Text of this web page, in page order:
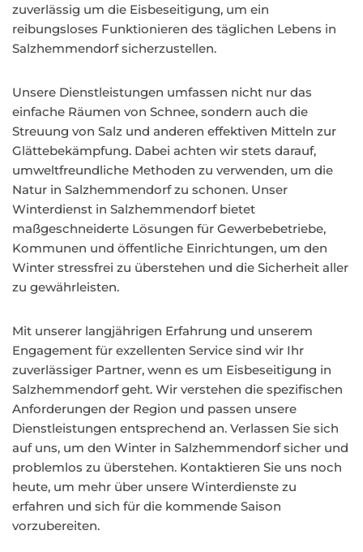
zuverlässig um die Eisbeseitigung, um ein
reibungsloses Funktionieren des täglichen Lebens in
Salzhemmendorf sicherzustellen.
Unsere Dienstleistungen umfassen nicht nur das
einfache Räumen von Schnee, sondern auch die
Streuung von Salz und anderen effektiven Mitteln zur
Glättebekämpfung. Dabei achten wir stets darauf,
umweltfreundliche Methoden zu verwenden, um die
Natur in Salzhemmendorf zu schonen. Unser
Winterdienst in Salzhemmendorf bietet
maßgeschneiderte Lösungen für Gewerbebetriebe,
Kommunen und öffentliche Einrichtungen, um den
Winter stressfrei zu überstehen und die Sicherheit aller
zu gewährleisten.
Mit unserer langjährigen Erfahrung und unserem
Engagement für exzellenten Service sind wir Ihr
zuverlässiger Partner, wenn es um Eisbeseitigung in
Salzhemmendorf geht. Wir verstehen die spezifischen
Anforderungen der Region und passen unsere
Dienstleistungen entsprechend an. Verlassen Sie sich
auf uns, um den Winter in Salzhemmendorf sicher und
problemlos zu überstehen. Kontaktieren Sie uns noch
heute, um mehr über unsere Winterdienste zu
erfahren und sich für die kommende Saison
vorzubereiten.